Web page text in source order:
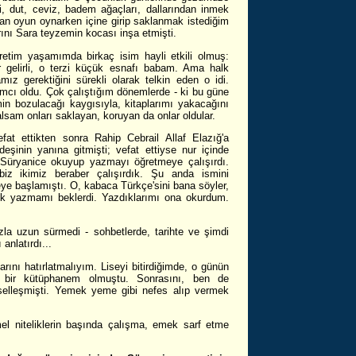
ceviz, badem ağaçları, dallarından inmek
oyun oynarken içine girip saklanmak istediğim
Sara teyzemin kocası inşa etmişti.
yaşamımda birkaç isim hayli etkili olmuş:
gelirli, o terzi küçük esnafı babam. Ama halk
gerektiğini sürekli olarak telkin eden o idi.
oldu. Çok çalıştığım dönemlerde - ki bu güne
kaygısıyla, kitaplarımı yakacağını
onları saklayan, koruyan da onlar oldular.
ettikten sonra Rahip Cebrail Allaf Elazığ'a
yanına gitmişti; vefat ettiyse nur içinde
okuyup yazmayı öğretmeye çalışırdı.
ikimiz beraber çalışırdık. Şu anda ismini
başlamıştı. O, kabaca Türkçe'sini bana söyler,
beklerdi. Yazdıklarımı ona okurdum.
uzun sürmedi - sohbetlerde, tarihte ve şimdi
hatırlatmalıyım. Liseyi bitirdiğimde, o günün
kütüphanem olmuştu. Sonrasını, ben de
Yemek yeme gibi nefes alıp vermek
niteliklerin başında çalışma, emek sarf etme